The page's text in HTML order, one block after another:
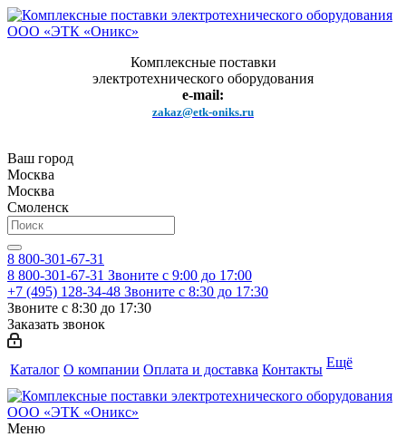
Комплексные поставки
электротехнического оборудования
e-mail:
zakaz@etk-oniks.ru
Ваш город
Москва
Москва
Смоленск
8 800-301-67-31
8 800-301-67-31 Звоните с 9:00 до 17:00
+7 (495) 128-34-48 Звоните с 8:30 до 17:30
Звоните с 8:30 до 17:30
Заказать звонок
Каталог О компании Оплата и доставка Контакты Ещё
Меню